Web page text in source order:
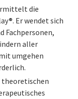
die
Er wendet sich
Fachpersonen,
aller
umgehen
theoretischen